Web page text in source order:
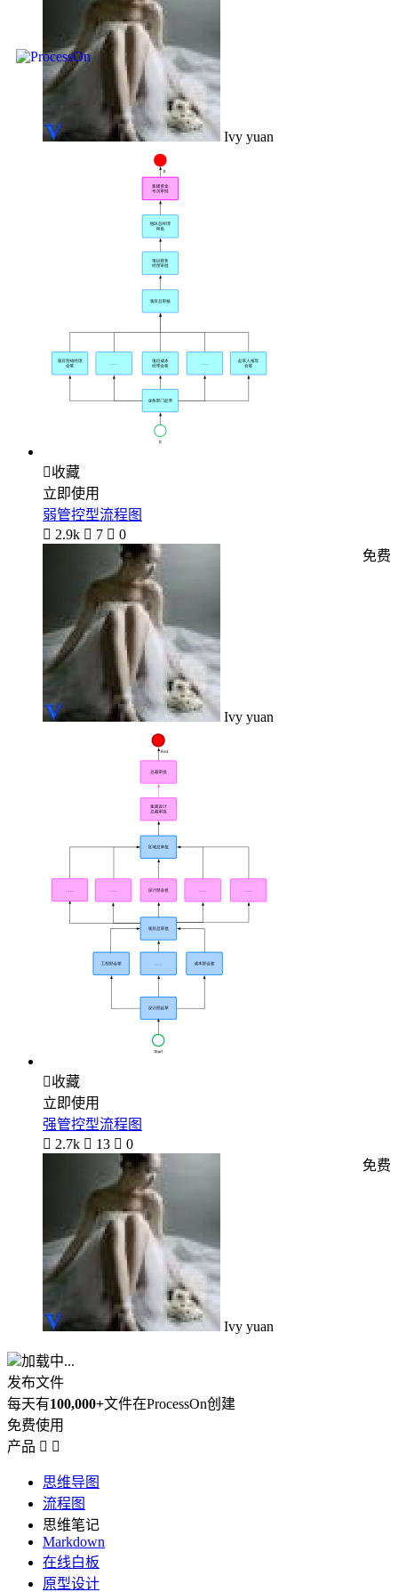
Ivy yuan
收藏
立即使用
弱管控型流程图
 2.9k  7  0
Ivy yuan
免费
收藏
立即使用
强管控型流程图
 2.7k  13  0
Ivy yuan
免费
加载中...
发布文件
每天有100,000+文件在ProcessOn创建
免费使用
产品  
思维导图
流程图
思维笔记
Markdown
在线白板
原型设计